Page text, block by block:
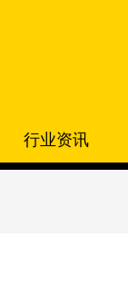
行业资讯